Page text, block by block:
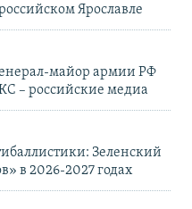
Ярославле
майор армии РФ
– российские медиа
Зеленский
в 2026-2027 годах